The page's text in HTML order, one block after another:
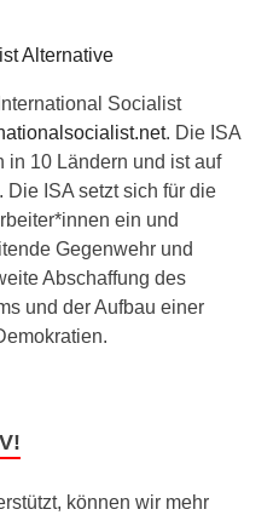
Socialist
. Die ISA
in 10 Ländern und ist auf
ISA setzt sich für die
ein und
Gegenwehr und
Abschaffung des
und der Aufbau einer
können wir mehr